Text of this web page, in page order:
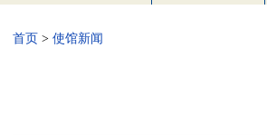
首页 > 使馆新闻